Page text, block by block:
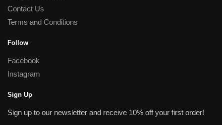
Contact Us
Terms and Conditions
Follow
Facebook
Instagram
Sign Up
Sign up to our newsletter and receive 10% off your first order!